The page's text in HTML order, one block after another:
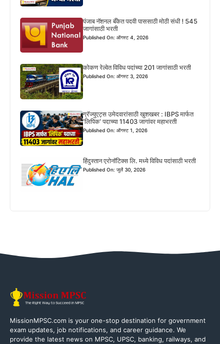
पंजाब नॅशनल बँकेत पदवी पाससाठी मोठी संधी ! 545
जागांसाठी भरती
Published On: ऑगस्ट 4, 2026
कोकण रेल्वेत विविध पदांच्या 201 जागांसाठी भरती
Published On: ऑगस्ट 3, 2026
ग्रॅज्युएट्स उमेदवारांसाठी खुशखबर : IBPS मार्फत
‘लिपिक’ पदाच्या 11403 जागांवर महाभरती
Published On: ऑगस्ट 1, 2026
हिंदुस्तान एरोनॉटिक्स लि. मध्ये विविध पदांसाठी भरती
Published On: जुलै 30, 2026
MissionMPSC.com is your one-stop destination for government
exam updates, job notifications, and career guidance. We
provide the latest news on MPSC, UPSC, banking, railways, and